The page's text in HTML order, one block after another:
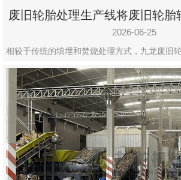
废旧轮胎处理生产线将废旧轮胎
资源
2026-06-25
相较于传统的填埋和焚烧处理方式，九龙废旧